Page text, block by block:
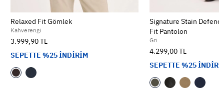
Relaxed Fit Gömlek
Kahverengi
3.999,90 TL
SEPETTE %25 İNDİRİM
Signature Stain
Fit Pantolon
Gri
4.299,00 TL
SEPETTE %25